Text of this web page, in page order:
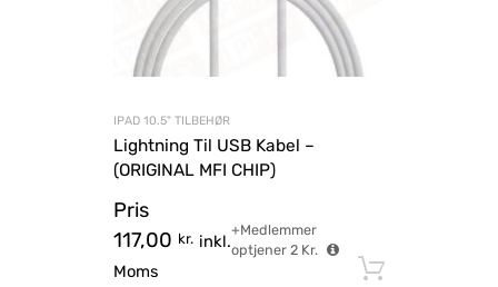
IPAD 10.5" TILBEHØR
Lightning Til USB Kabel –
(ORIGINAL MFI CHIP)
Pris
117,00 kr. inkl.
Moms
+Medlemmer
optjener2 Kr.